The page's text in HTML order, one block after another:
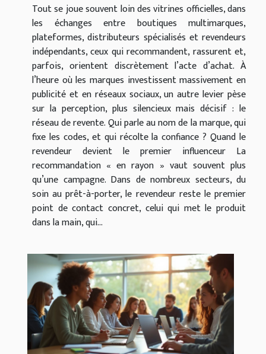
Tout se joue souvent loin des vitrines officielles, dans
les échanges entre boutiques multimarques,
plateformes, distributeurs spécialisés et revendeurs
indépendants, ceux qui recommandent, rassurent et,
parfois, orientent discrètement l’acte d’achat. À
l’heure où les marques investissent massivement en
publicité et en réseaux sociaux, un autre levier pèse
sur la perception, plus silencieux mais décisif : le
réseau de revente. Qui parle au nom de la marque, qui
fixe les codes, et qui récolte la confiance ? Quand le
revendeur devient le premier influenceur La
recommandation « en rayon » vaut souvent plus
qu’une campagne. Dans de nombreux secteurs, du
soin au prêt-à-porter, le revendeur reste le premier
point de contact concret, celui qui met le produit
dans la main, qui...